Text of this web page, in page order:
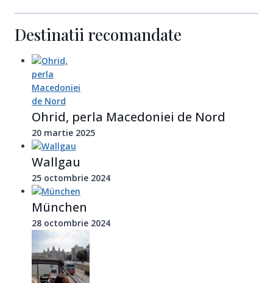
Destinatii recomandate
Ohrid, perla Macedoniei de Nord
20 martie 2025
Wallgau
25 octombrie 2024
München
28 octombrie 2024